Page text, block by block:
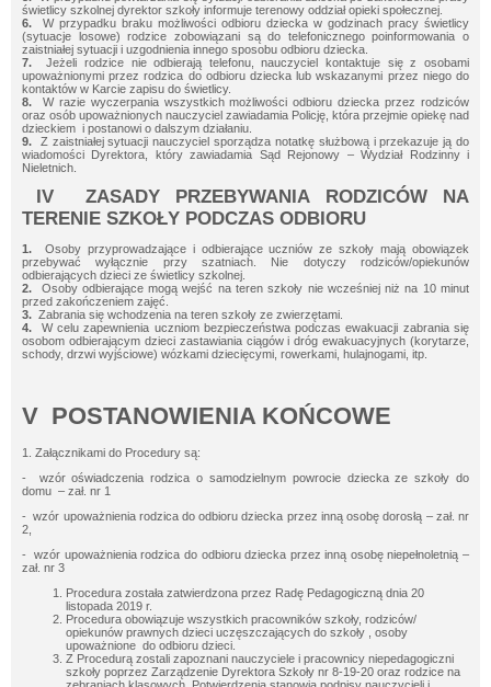
świetlicy szkolnej dyrektor szkoły informuje terenowy oddział opieki społecznej.
6. W przypadku braku możliwości odbioru dziecka w godzinach pracy świetlicy
(sytuacje losowe) rodzice zobowiązani są do telefonicznego poinformowania o
zaistniałej sytuacji i uzgodnienia innego sposobu odbioru dziecka.
7.Jeżeli rodzice nie odbierają telefonu, nauczyciel kontaktuje się z osobami
upoważnionymi przez rodzica do odbioru dziecka lub wskazanymi przez niego do
kontaktów w Karcie zapisu do świetlicy.
8. W razie wyczerpania wszystkich możliwości odbioru dziecka przez rodziców
oraz osób upoważnionych nauczyciel zawiadamia Policję, która przejmie opiekę nad
dzieckiem i postanowi o dalszym działaniu.
9. Z zaistniałej sytuacji nauczyciel sporządza notatkę służbową i przekazuje ją do
wiadomości Dyrektora, który zawiadamia Sąd Rejonowy – Wydział Rodzinny i
Nieletnich.
IV ZASADY PRZEBYWANIA RODZICÓW NA
TERENIE SZKOŁY PODCZAS ODBIORU
1. Osoby przyprowadzające i odbierające uczniów ze szkoły mają obowiązek
przebywać wyłącznie przy szatniach. Nie dotyczy rodziców/opiekunów
odbierających dzieci ze świetlicy szkolnej.
2. Osoby odbierające mogą wejść na teren szkoły nie wcześniej niż na 10 minut
przed zakończeniem zajęć.
3. Zabrania się wchodzenia na teren szkoły ze zwierzętami.
4. W celu zapewnienia uczniom bezpieczeństwa podczas ewakuacji zabrania się
osobom odbierającym dzieci zastawiania ciągów i dróg ewakuacyjnych (korytarze,
schody, drzwi wyjściowe) wózkami dziecięcymi, rowerkami, hulajnogami, itp.
V POSTANOWIENIA KOŃCOWE
1. Załącznikami do Procedury są:
- wzór oświadczenia rodzica o samodzielnym powrocie dziecka ze szkoły do
domu – zał. nr 1
- wzór upoważnienia rodzica do odbioru dziecka przez inną osobę dorosłą – zał. nr
2,
- wzór upoważnienia rodzica do odbioru dziecka przez inną osobę niepełnoletnią –
zał. nr 3
Procedura została zatwierdzona przez Radę Pedagogiczną dnia 20
listopada 2019 r.
Procedura obowiązuje wszystkich pracowników szkoły, rodziców/
opiekunów prawnych dzieci uczęszczających do szkoły , osoby
upoważnione do odbioru dzieci.
Z Procedurą zostali zapoznani nauczyciele i pracownicy niepedagogiczni
szkoły poprzez Zarządzenie Dyrektora Szkoły nr 8-19-20 oraz rodzice na